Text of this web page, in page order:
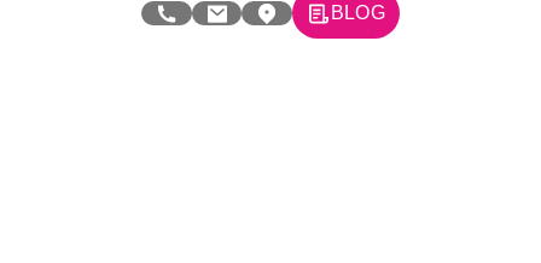
eKatalog
BLOG